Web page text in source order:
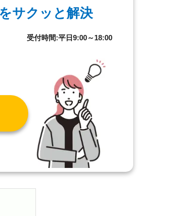
サクッと解決
受付時間:平日9:00～18:00